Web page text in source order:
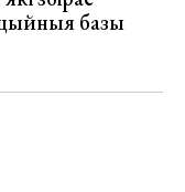
базы